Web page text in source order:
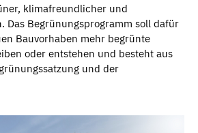
klimafreundlicher und
Das Begrünungsprogramm soll dafür
Bauvorhaben mehr begrünte
oder entstehen und besteht aus
und der